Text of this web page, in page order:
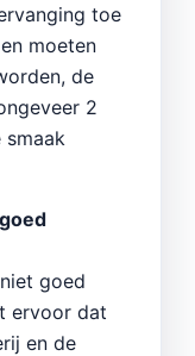
toe
moeten
de
2
goed
ervoor dat
en de